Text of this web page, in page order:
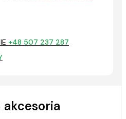
+48 507 237 287
akcesoria